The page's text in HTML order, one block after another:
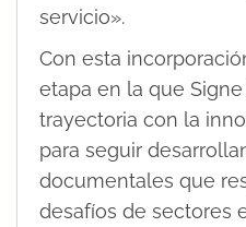
servicio».
Con esta
etapa en la que Signe
trayectoria con la
para seguir
documentales que
desafíos de sectores